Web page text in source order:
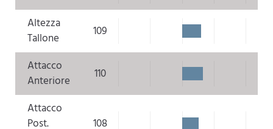
Altezza
Tallone
109
Attacco
Anteriore
110
Attacco
Post.
108